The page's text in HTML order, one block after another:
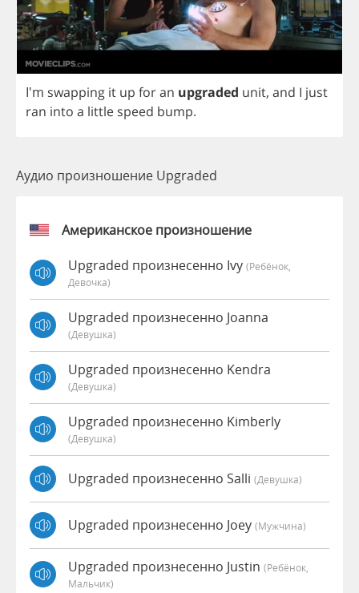
I'm swapping it up foran upgraded unit, and I just
ran into a little speed bump.
Аудио произношение Upgraded
Американское произношение
Upgraded произнесенно Ivy (Ребёнок,
Девочка)
Upgraded произнесенно Joanna
(девушка)
Upgraded произнесенно Kendra
(девушка)
Upgraded произнесенно Kimberly
(девушка)
Upgraded произнесенно Salli (девушка)
Upgraded произнесенно Joey (мужчина)
Upgraded произнесенно Justin (Ребёнок,
Мальчик)